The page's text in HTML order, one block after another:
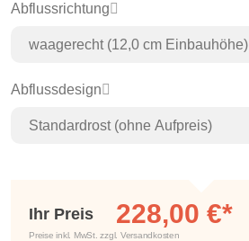
Abflussrichtung
waagerecht (12,0 cm Einbauhöhe)
Abflussdesign
Standardrost (ohne Aufpreis)
Ihr Preis 228,00 €*
Preise inkl. MwSt. zzgl. Versandkosten